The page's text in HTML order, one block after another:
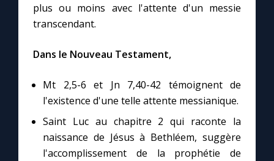
plus ou moins avec l'attente d'un messie
transcendant.
Dans le Nouveau Testament,
Mt 2,5-6 et Jn 7,40-42 témoignent de
l'existence d'une telle attente messianique.
Saint Luc au chapitre 2 qui raconte la
naissance de Jésus à Bethléem, suggère
l'accomplissement de la prophétie de